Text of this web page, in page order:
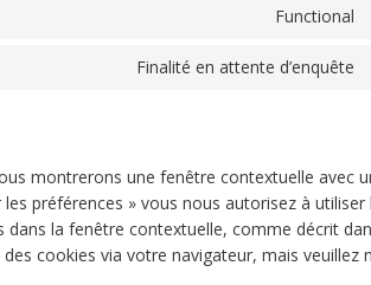
Functional
Finalité en attente d’enquête
montrerons une fenêtre contextuelle avec
préférences » vous nous autorisez à utiliser
dans la fenêtre contextuelle, comme décrit
cookies via votre navigateur, mais veuillez